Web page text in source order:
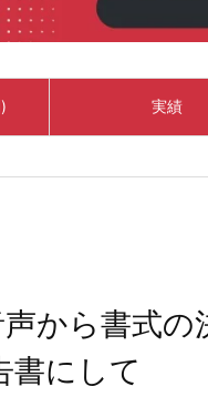
実績
から書式
書にして